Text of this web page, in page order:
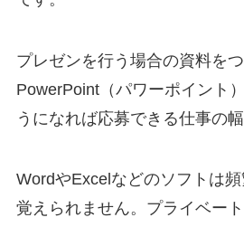
プレゼンを行う場合の資料を
PowerPoint（パワーポイント
うになれば応募できる仕事の
WordやExcelなどのソフトは
覚えられません。プライベー